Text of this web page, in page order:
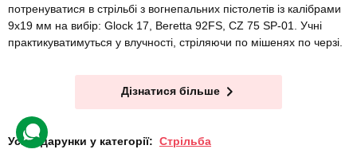
потренуватися в стрільбі з вогнепальних пістолетів із калібрами
9х19 мм на вибір: Glock 17, Beretta 92FS, CZ 75 SP-01. Учні
практикуватимуться у влучності, стріляючи по мішенях по черзі.
Дізнатися більше
Усі подарунки у категорії: Стрільба